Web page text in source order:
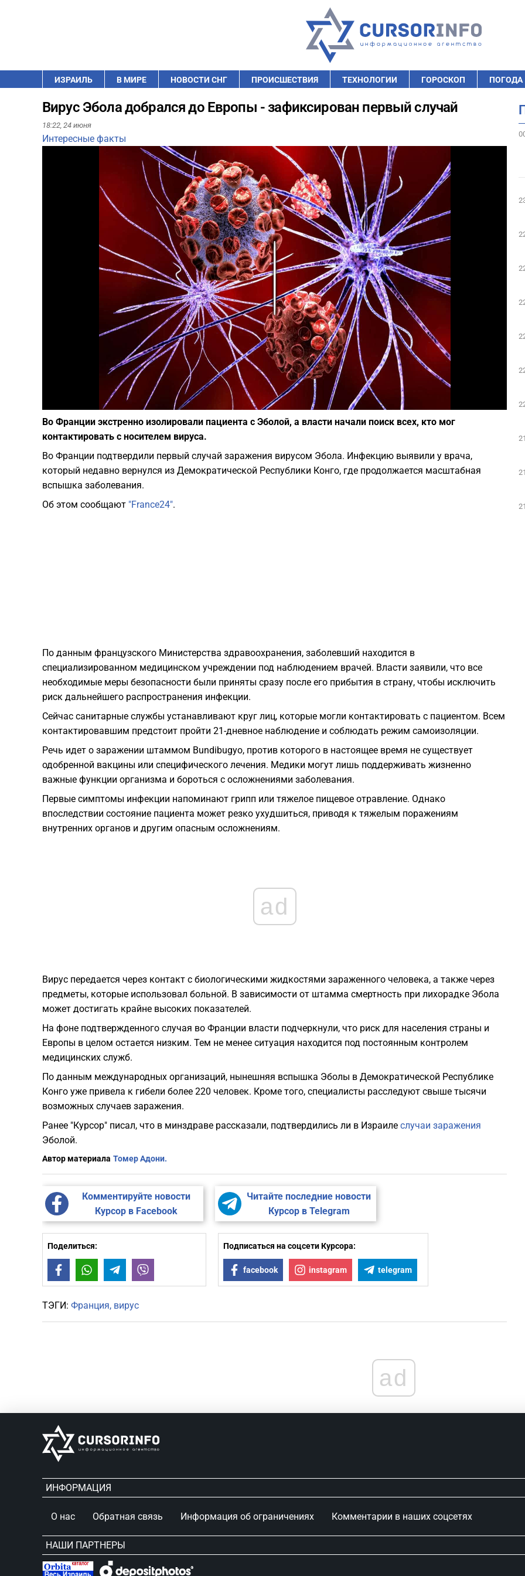
ИЗРАИЛЬ В МИРЕ НОВОСТИ СНГ ПРОИСШЕСТВИЯ ТЕХНОЛОГИИ ГОРОСКОП ПОГОДА
Вирус Эбола добрался до Европы - зафиксирован первый случай
18:22, 24 июня
Интересные факты
Во Франции экстренно изолировали пациента с Эболой, а власти начали поиск всех, кто мог
контактировать с носителем вируса.
Во Франции подтвердили первый случай заражения вирусом Эбола. Инфекцию выявили у врача,
который недавно вернулся из Демократической Республики Конго, где продолжается масштабная
вспышка заболевания.
Об этом сообщают "France24".
По данным французского Министерства здравоохранения, заболевший находится в
специализированном медицинском учреждении под наблюдением врачей. Власти заявили, что все
необходимые меры безопасности были приняты сразу после его прибытия в страну, чтобы исключить
риск дальнейшего распространения инфекции.
Сейчас санитарные службы устанавливают круг лиц, которые могли контактировать с пациентом. Всем
контактировавшим предстоит пройти 21-дневное наблюдение и соблюдать режим самоизоляции.
Речь идет о заражении штаммом Bundibugyo, против которого в настоящее время не существует
одобренной вакцины или специфического лечения. Медики могут лишь поддерживать жизненно
важные функции организма и бороться с осложнениями заболевания.
Первые симптомы инфекции напоминают грипп или тяжелое пищевое отравление. Однако
впоследствии состояние пациента может резко ухудшиться, приводя к тяжелым поражениям
внутренних органов и другим опасным осложнениям.
ad
Вирус передается через контакт с биологическими жидкостями зараженного человека, а также через
предметы, которые использовал больной. В зависимости от штамма смертность при лихорадке Эбола
может достигать крайне высоких показателей.
На фоне подтвержденного случая во Франции власти подчеркнули, что риск для населения страны и
Европы в целом остается низким. Тем не менее ситуация находится под постоянным контролем
медицинских служб.
По данным международных организаций, нынешняя вспышка Эболы в Демократической Республике
Конго уже привела к гибели более 220 человек. Кроме того, специалисты расследуют свыше тысячи
возможных случаев заражения.
Ранее "Курсор" писал, что в минздраве рассказали, подтвердились ли в Израиле случаи заражения
Эболой.
Автор материала Томер Адони.
Комментируйте новости
Курсор в Facebook
Читайте последние новости
Курсор в Telegram
Поделиться:
FacebookWhatsAppTelegram
Подписаться на соцсети Курсора:
facebook instagram telegram
ТЭГИ: Франция вирус
ad
ИНФОРМАЦИЯ
О нас Обратная связь Информация об ограничениях Комментарии в наших соцсетях
НАШИ ПАРТНЕРЫ